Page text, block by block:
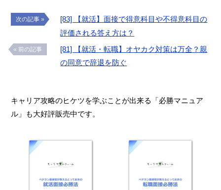
次の記事 »
[83] 【就活】面接で得意科目や不得意科目の
評価される答え方は？
« 前の記事
[81] 【就活・転職】オヤカク対策は万全？親
の同意で辞退を防ぐ
キャリア攻略のヒケツを学ぶことが出来る「必勝マニュア
ル」も大好評販売中です。